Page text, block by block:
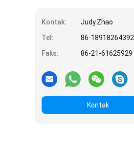
Kontak:
Judy.Zhao
Tel:
86-18918264392
Faks:
86-21-61625929
Kontak